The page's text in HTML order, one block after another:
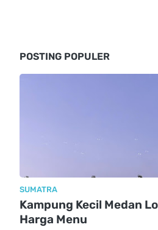
POSTING POPULER
SUMATRA
Kampung Kecil Medan
Harga Menu